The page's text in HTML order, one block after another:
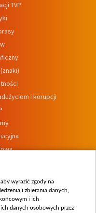
TVP
i korupcji
wyrazić zgody na
i zbierania danych,
i ich
danych osobowych przez